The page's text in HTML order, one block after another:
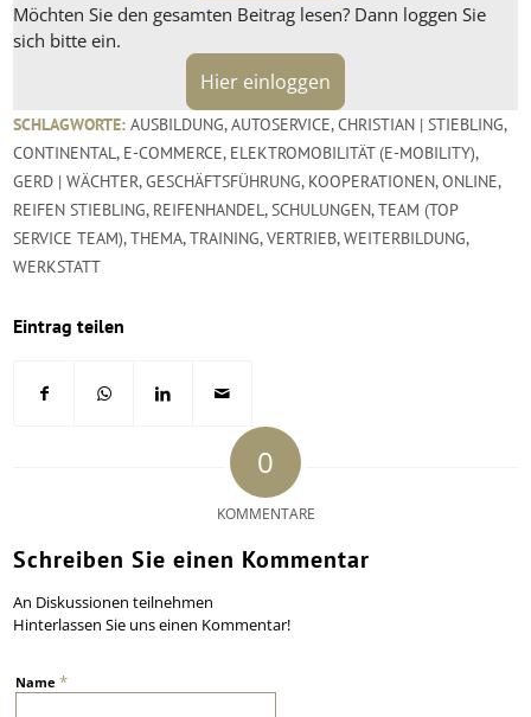
Möchten Sie den gesamten Beitrag lesen? Dann loggen Sie
sich bitte ein.
Hier einloggen
SCHLAGWORTE: AUSBILDUNG,AUTOSERVICE,CHRISTIAN | STIEBLING,
CONTINENTAL, E-COMMERCE, ELEKTROMOBILITÄT (E-MOBILITY),
GERD | WÄCHTER,GESCHÄFTSFÜHRUNG, KOOPERATIONEN,ONLINE,
REIFEN STIEBLING, REIFENHANDEL,SCHULUNGEN,TEAM (TOP
SERVICE TEAM),THEMA,TRAINING,VERTRIEB,WEITERBILDUNG,
WERKSTATT
Eintrag teilen
0
KOMMENTARE
Schreiben Sie einen Kommentar
An Diskussionen teilnehmen
Hinterlassen Sie uns einen Kommentar!
Name*